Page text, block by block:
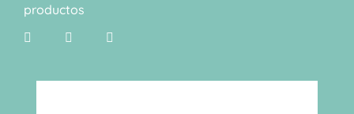
productos